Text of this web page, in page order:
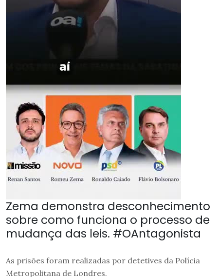
Zema demonstra desconhecimento
sobre como funciona o processo de
mudança das leis. #OAntagonista
As prisões foram realizadas por detetives da Polícia
Metropolitana de Londres.